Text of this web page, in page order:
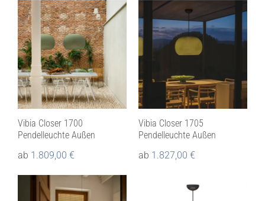
Vibia Closer 1700
Pendelleuchte Außen
ab 1.809,00 €
Vibia Closer 1705
Pendelleuchte Außen
ab 1.827,00 €